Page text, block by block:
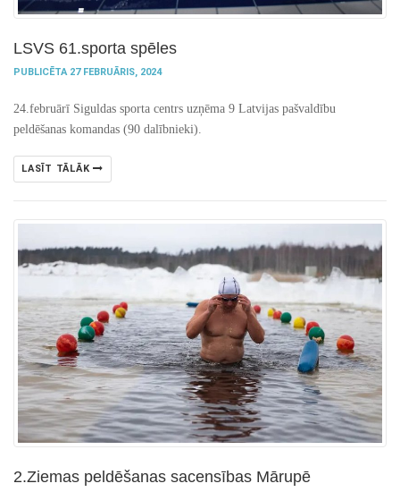
LSVS 61.sporta spēles
PUBLICĒTA 27 FEBRUĀRIS, 2024
24.februārī Siguldas sporta centrs uzņēma 9 Latvijas pašvaldību
peldēšanas komandas (90 dalībnieki).
LASĪT TĀLĀK
2.Ziemas peldēšanas sacensības Mārupē